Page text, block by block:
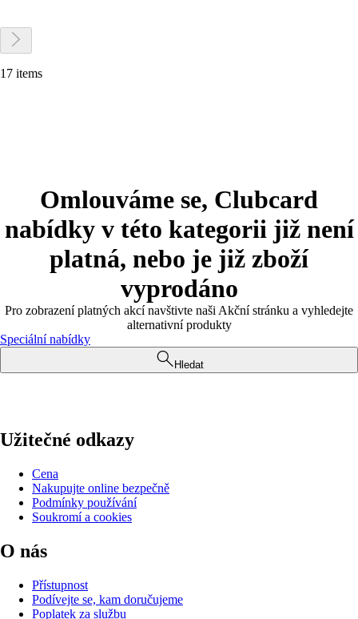
17 items
Omlouváme se, Clubcard
nabídky v této kategorii již není
platná, nebo je již zboží
vyprodáno
Pro zobrazení platných akcí navštivte naši Akční stránku a vyhledejte
alternativní produkty
Speciální nabídky
Hledat
Užitečné odkazy
Cena
Nakupujte online bezpečně
Podmínky používání
Soukromí a cookies
O nás
Přístupnost
Podívejte se, kam doručujeme
Poplatek za službu